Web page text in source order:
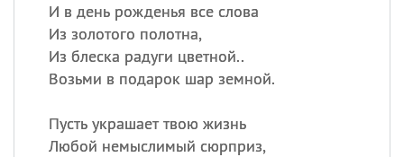
И в день рожденья все слова
Из золотого полотна,
Из блеска радуги цветной..
Возьми в подарок шар земной.
Пусть украшает твою жизнь
Любой немыслимый сюрприз,